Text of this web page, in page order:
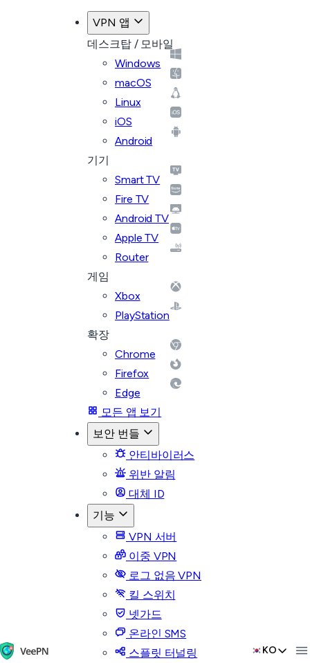
VPN 앱
데스크탑 / 모바일
Windows
macOS
Linux
iOS
Android
기기
Smart TV
Fire TV
Android TV
Apple TV
Router
게임
Xbox
PlayStation
확장
Chrome
Firefox
Edge
모든 앱 보기
보안 번들
안티바이러스
위반 알림
대체 ID
기능
VPN 서버
이중 VPN
로그 없음 VPN
킬 스위치
넷가드
온라인 SMS
스플릿 터널링
KO
플랜으로 돌아가기